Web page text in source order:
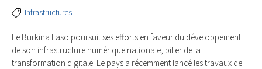
Infrastructures
Le Burkina Faso poursuit ses efforts en faveur du développement
de son infrastructure numérique nationale, pilier de la
transformation digitale. Le pays a récemment lancé les travaux de